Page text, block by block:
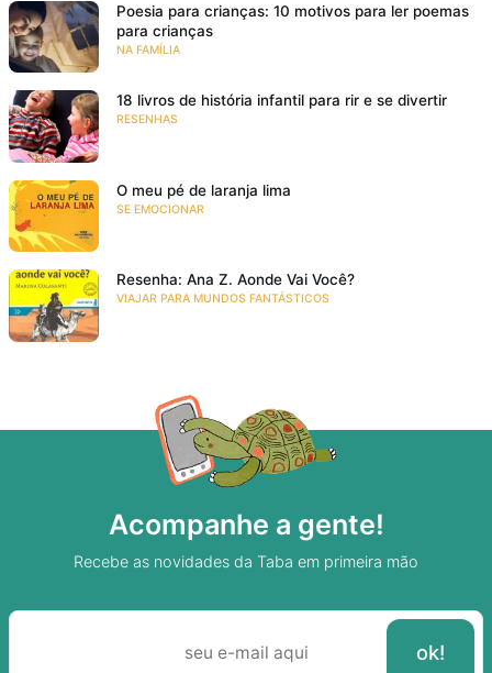
Poesia para crianças: 10 motivos para ler poemas
para crianças
NA FAMÍLIA
18 livros de história infantil para rir e se divertir
RESENHAS
O meu pé de laranja lima
SE EMOCIONAR
Resenha: Ana Z. Aonde Vai Você?
VIAJAR PARA MUNDOS FANTÁSTICOS
Acompanhe a gente!
Recebe as novidades da Taba em primeira mão